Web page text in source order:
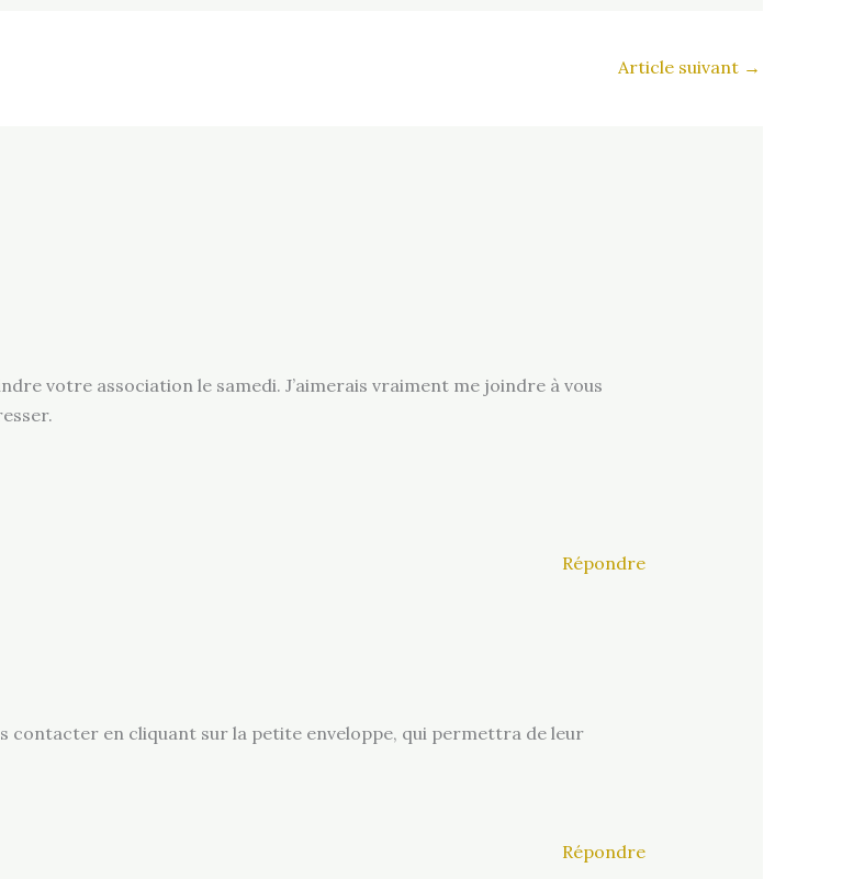
Article suivant →
votre association le samedi. J’aimerais vraiment me joindre à vous
Répondre
contacter en cliquant sur la petite enveloppe, qui permettra de leur
Répondre